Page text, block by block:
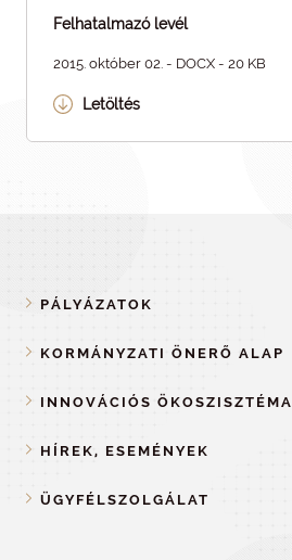
Felhatalmazó levél
2015. október 02. - DOCX - 20 KB
Letöltés
PÁLYÁZATOK
KORMÁNYZATI ÖNERŐ ALAP
INNOVÁCIÓS ÖKOSZISZTÉMA
HÍREK, ESEMÉNYEK
ÜGYFÉLSZOLGÁLAT